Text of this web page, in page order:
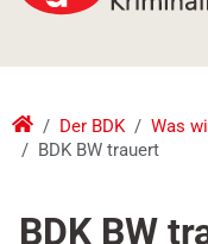
Der BDK Was
BDK BW trauert
BDK BW